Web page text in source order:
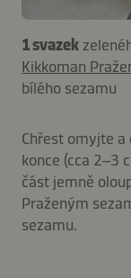
1 svazek
Kikkoman
bílého sezamu
Chřest omyjte
konce (cca 2–3
část jemně
Praženým
sezamu.